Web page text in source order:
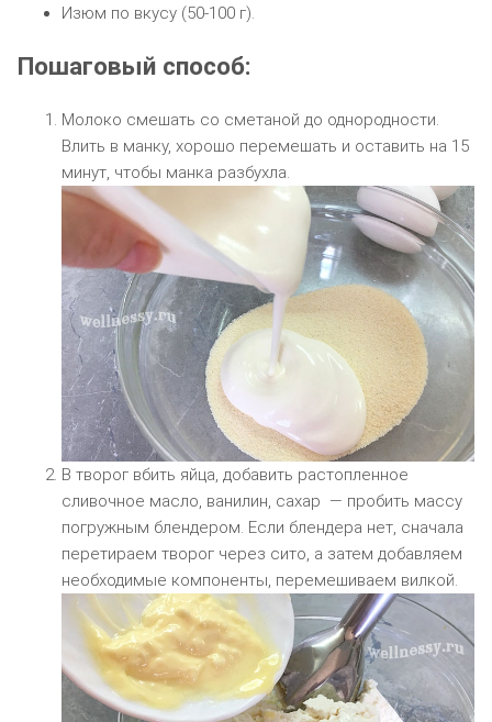
Изюм по вкусу (50-100 г).
Пошаговый способ:
Молоко смешать со сметаной до однородности.
Влить в манку, хорошо перемешать и оставить на 15
минут, чтобы манка разбухла.
В творог вбить яйца, добавить растопленное
сливочное масло, ванилин, сахар — пробить массу
погружным блендером. Если блендера нет, сначала
перетираем творог через сито, а затем добавляем
необходимые компоненты, перемешиваем вилкой.